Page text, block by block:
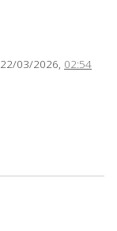
22/03/2026, 02:54